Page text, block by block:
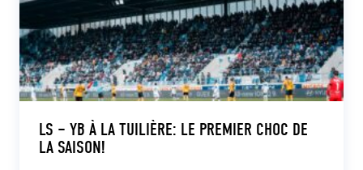
LS – YB À LA TUILIÈRE: LE PREMIER CHOC DE
LA SAISON!